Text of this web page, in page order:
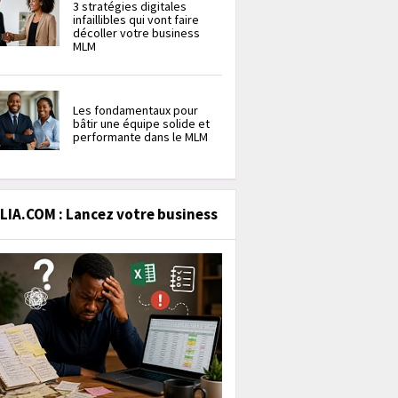
3 stratégies digitales
infaillibles qui vont faire
décoller votre business
MLM
Les fondamentaux pour
bâtir une équipe solide et
performante dans le MLM
: Lancez votre business